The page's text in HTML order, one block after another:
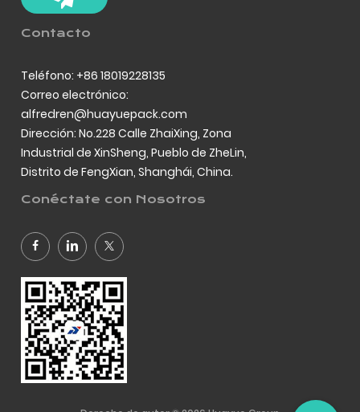
Contacto
Teléfono: +86 18019228135
Correo electrónico:
alfredren@huayuepack.com
Dirección: No.228 Calle ZhaiXing, Zona
Industrial de XinSheng, Pueblo de ZheLin,
Distrito de FengXian, Shanghái, China.
Conéctate con Nosotros